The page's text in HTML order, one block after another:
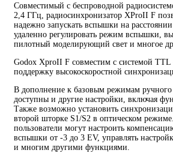
Совместимый с беспроводной
2,4 ГГц, радиосинхронизатор XProII F
надежно запускать вспышки на
удаленно регулировать режим вспышки,
пилотный моделирующий свет и многое
Godox XproII F совместим с системой
поддержку высокоскоростной
В дополнение к базовым режимам
доступны и другие настройки, включая
Также возможно установить
второй шторке S1/S2 в оптическом
пользователи могут настроить
вспышки от -3 до 3 EV, управлять
и многим другими функциями.